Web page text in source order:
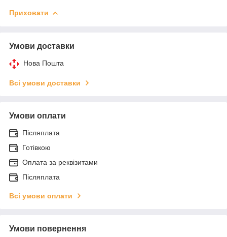
Приховати
Умови доставки
Нова Пошта
Всі умови доставки
Умови оплати
Післяплата
Готівкою
Оплата за реквізитами
Післяплата
Всі умови оплати
Умови повернення